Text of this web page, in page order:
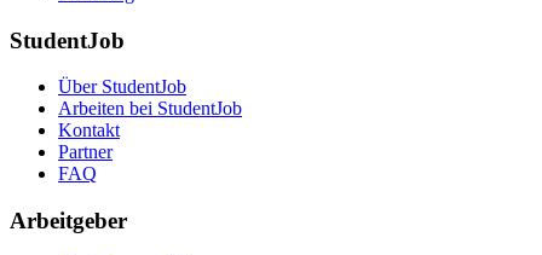
StudentJob
Über StudentJob
Arbeiten bei StudentJob
Kontakt
Partner
FAQ
Arbeitgeber